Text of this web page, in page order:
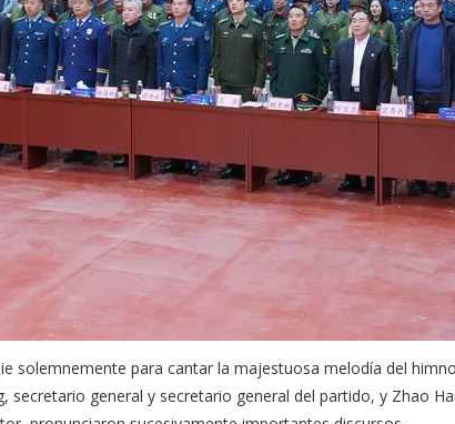
para cantar la majestuosa melodía del
secretario general y secretario general del partido, y Zhao